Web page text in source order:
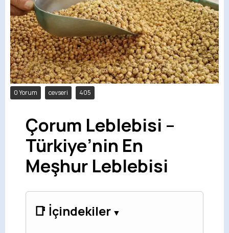
0 Yorum cevseri 405
Çorum Leblebisi –
Türkiye’nin En
Meşhur Leblebisi
📑 İçindekiler